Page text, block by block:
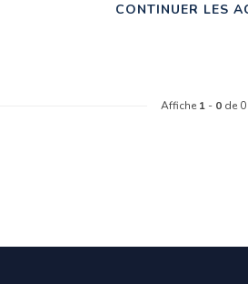
CONTINUER LES
Affiche 1 - 0 de 0